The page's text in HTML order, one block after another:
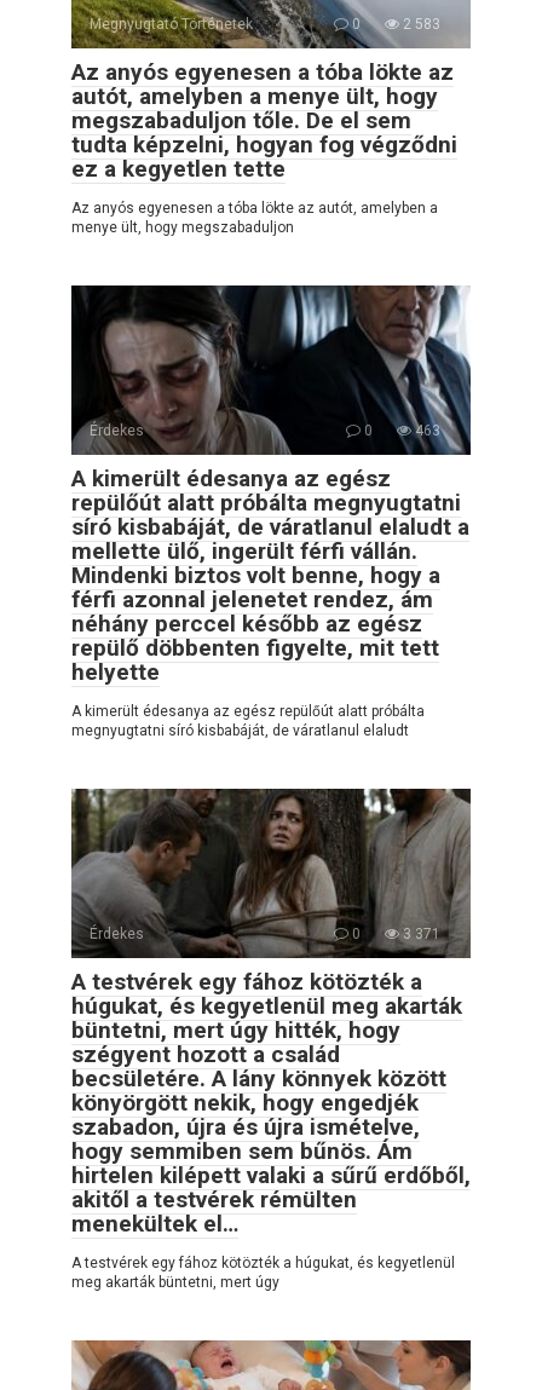
Megnyugtató Történetek 0 2 583
Az anyós egyenesen a tóba lökte az
autót, amelyben a menye ült, hogy
megszabaduljon tőle. De el sem
tudta képzelni, hogyan fog végződni
ez a kegyetlen tette
Az anyós egyenesen a tóba lökte az autót, amelyben a
menye ült, hogy megszabaduljon
Érdekes 0 463
A kimerült édesanya az egész
repülőút alatt próbálta megnyugtatni
síró kisbabáját, de váratlanul elaludt a
mellette ülő, ingerült férfi vállán.
Mindenki biztos volt benne, hogy a
férfi azonnal jelenetet rendez, ám
néhány perccel később az egész
repülő döbbenten figyelte, mit tett
helyette
A kimerült édesanya az egész repülőút alatt próbálta
megnyugtatni síró kisbabáját, de váratlanul elaludt
Érdekes 0 3 371
A testvérek egy fához kötözték a
húgukat, és kegyetlenül meg akarták
büntetni, mert úgy hitték, hogy
szégyent hozott a család
becsületére. A lány könnyek között
könyörgött nekik, hogy engedjék
szabadon, újra és újra ismételve,
hogy semmiben sem bűnös. Ám
hirtelen kilépett valaki a sűrű erdőből,
akitől a testvérek rémülten
menekültek el…
A testvérek egy fához kötözték a húgukat, és kegyetlenül
meg akarták büntetni, mert úgy